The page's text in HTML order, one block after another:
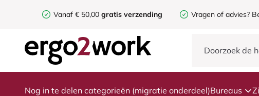
Vanaf € 50,00 gratis verzending Vragen of advies?
Nog in te delen categorieën (migratie onderdeel)Bureaus